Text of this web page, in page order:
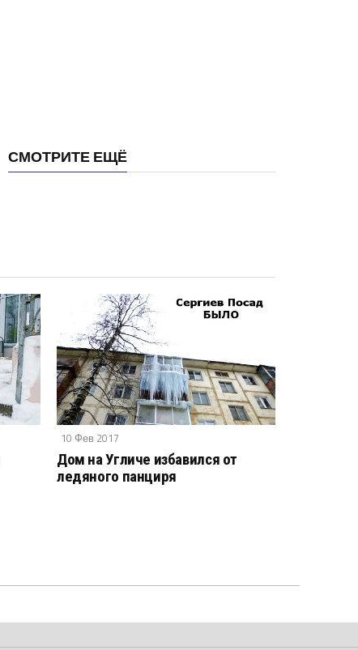
СМОТРИТЕ ЕЩЁ
10 Фев 2017
Дом на Угличе избавился от
ледяного панциря